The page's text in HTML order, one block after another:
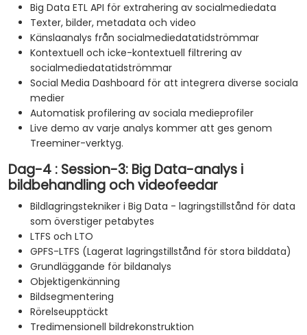
Big Data ETL API för extrahering av socialmediedata
Texter, bilder, metadata och video
Känslaanalys från socialmediedatatidströmmar
Kontextuell och icke-kontextuell filtrering av
socialmediedatatidströmmar
Social Media Dashboard för att integrera diverse sociala
medier
Automatisk profilering av sociala medieprofiler
Live demo av varje analys kommer att ges genom
Treeminer-verktyg.
Dag-4 : Session-3: Big Data-analys i
bildbehandling och videofeedar
Bildlagringstekniker i Big Data - lagringstillstånd för data
som överstiger petabytes
LTFS och LTO
GPFS-LTFS (Lagerat lagringstillstånd för stora bilddata)
Grundläggande för bildanalys
Objektigenkänning
Bildsegmentering
Rörelseupptäckt
Tredimensionell bildrekonstruktion